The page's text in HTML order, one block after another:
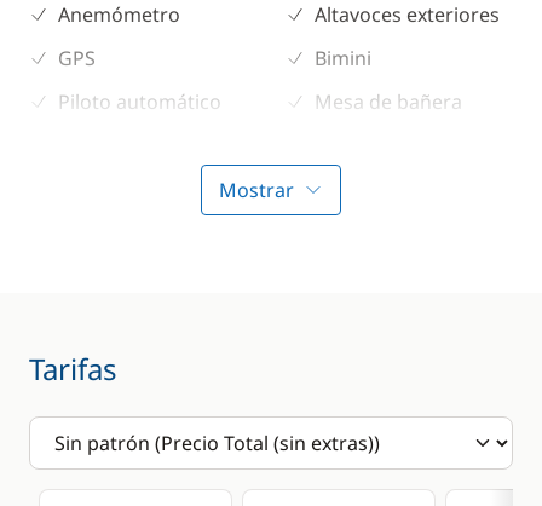
Anemómetro
GPS
Piloto automático
Altavoces exteriores
Bimini
Mesa de bañera
ancla
Sprayhood
Comodidad
Panel Solar
Estufa horno de gas
Frigorífico
Mostrar
Tarifas